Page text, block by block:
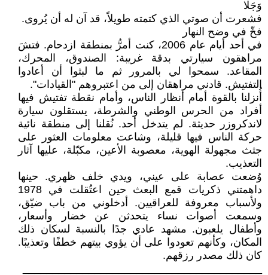
وَجَلا
فشعرت أن صوتي الذي كتمته طويلاً، قد آن له أن يُروى.
فخّ في وضح النهار
في أحد أيام عام 2006، كنت أمرُّ بمنطقة ازدحام. فتشَ
مراهقون سيارتي بدقة غريبة: الصندوق، المحرك،
المقاعد. سمحوا لي بالمرور ثم ما لبثوا أن أعادوا
التفتيش. قادني مراهقان إلى من اعتبروهم "القيادات".
أُنزلنا بالقوة أمام أنظار الناس، وأمام نقطة تفتيش فيها
أفراد من الحرس الوطني والشرطة، يستقلون سيارة
لاندكروزر حديثة. لم يتدخل أحد. نُقلنا إلى منطقة نائية
حركة الناس فيها قليلة، وشاعت معلومات العثور على
جثث مجهولة الهوية، معصوبة الأعين، مكبّلة، عليها آثار
التعذيب.
وُضعت عصابة على عيني، ويدي خلف ظهري. حينها
داهمتني ذكريات قمع البعث حين اعتُقلت في 1978
ولأسباب معروفة للعراقيين. أدخلوني من باب ضيّق،
وسمعت أصوات نساء يتحدثن عن خضار وأسعار،
وأطفال يلعبون. مشهد عادي جدًا بالنسبة لسكان ذلك
المكان، وكأنهم تعودوا على أن يؤوي بيتهم خطفًا وتعذيبًا.
كان ذلك مصدر رزقهم.